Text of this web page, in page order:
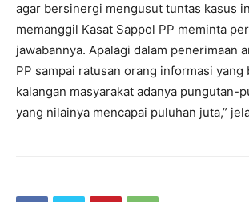
agar bersinergi mengusut tuntas kasus
memanggil Kasat Sappol PP meminta
jawabannya. Apalagi dalam penerimaan
PP sampai ratusan orang informasi yang
kalangan masyarakat adanya pungutan-
yang nilainya mencapai puluhan juta,”